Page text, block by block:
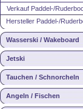
Verkauf Paddel-/
Hersteller Paddel-/
Wasserski / Wakeboard
Jetski
Tauchen / Schnorcheln
Angeln / Fischen